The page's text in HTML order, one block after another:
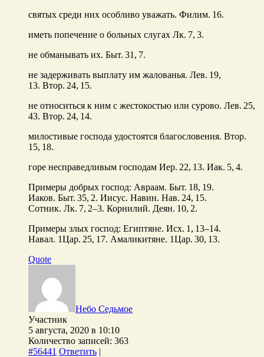
святых среди них особливо уважать. Филим. 16.
иметь попечение о больных слугах Лк. 7, 3.
не обманывать их. Быт. 31, 7.
не задерживать выплату им жалованья. Лев. 19,
13. Втор. 24, 15.
не относиться к ним с жестокостью или сурово. Лев. 25,
43. Втор. 24, 14.
милостивые господа удостоятся благословения. Втор.
15, 18.
горе несправедливым господам Иер. 22, 13. Иак. 5, 4.
Примеры добрых господ: Авраам. Быт. 18, 19.
Иаков. Быт. 35, 2. Иисус. Навин. Нав. 24, 15.
Сотник. Лк. 7, 2–3. Корнилий. Деян. 10, 2.
Примеры злых господ: Египтяне. Исх. 1, 13–14.
Навал. 1Цар. 25, 17. Амаликитяне. 1Цар. 30, 13.
Quote
Небо Седьмое
Участник
5 августа, 2020 в 10:10
Количество записей: 363
#56441 Ответить |